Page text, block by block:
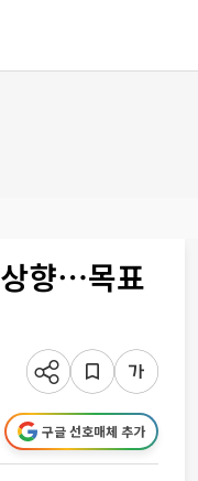
향⋯목표
구글 선호매체 추가